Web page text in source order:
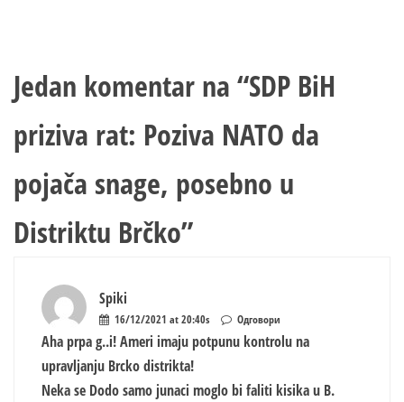
Jedan komentar na “SDP BiH
priziva rat: Poziva NATO da
pojača snage, posebno u
Distriktu Brčko”
Spiki
16/12/2021 at 20:40s Одговори
Aha prpa g..i! Ameri imaju potpunu kontrolu na
upravljanju Brcko distrikta!
Neka se Dodo samo junaci moglo bi faliti kisika u B.